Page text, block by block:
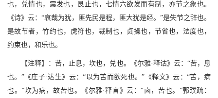
也，兑情也，震发也，艮止也，七情六欲发而有制，亦节之象也。
《诗》云：“哀哉为犹，匪先民是程，匪大犹是经。”是失节之辞也。
是故节者，竹约也，虎符也，裁制也，贞操也，节省也，法度也，
约束也，和乐也。
【注释】：苦，止息，坎也，兑也。《尔雅·释诂》云：“苦，息
也。”《庄子·达生》云：“以为苦而欲死也。”《释文》云：“苦，病
也。”坎为病，故苦也。《尔雅·释言》云：“卤，苦也。”郭璞疏：